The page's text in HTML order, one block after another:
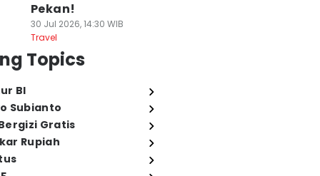
Pekan!
30 Jul 2026, 14:30 WIB
Travel
Topics
BI
Subianto
Gratis
Rupiah